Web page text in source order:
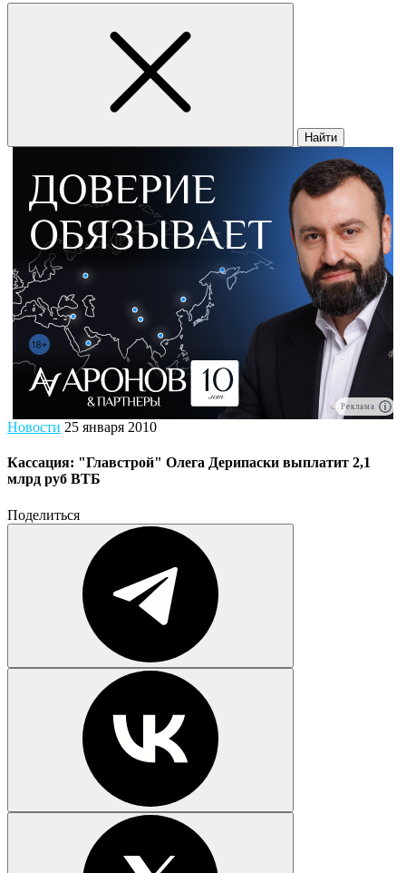
Найти
Реклама
Новости 25 января 2010
Кассация: "Главстрой" Олега Дерипаски выплатит 2,1
млрд руб ВТБ
Поделиться